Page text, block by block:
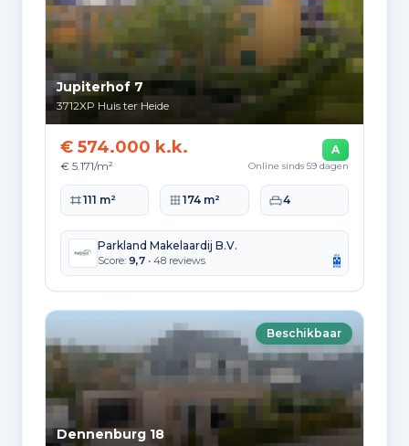
Jupiterhof 7
3712XP Huis ter Heide
€ 574.000 k.k.
€ 5.171/m²
A
Online sinds 59 dagen
Woonoppervlakte
111 m² Perceeloppervlakte
174 m² Slaapkamers
4
Parkland Makelaardij B.V.
Score: 9,7 • 48 reviews
Beschikbaar
Dennenburg 18